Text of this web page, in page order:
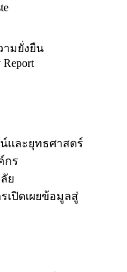
ามยั่งยืน
Report
และยุทธศาสตร์
กร
ย
เปิดเผยข้อมูลสู่